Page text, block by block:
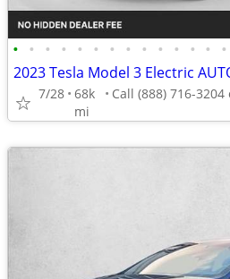
• • • • • • • • • • • • • •
2023 Tesla Model 3 Electric
7/28 68k
mi